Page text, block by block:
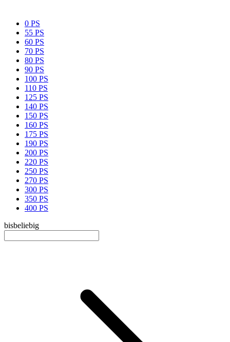
0 PS
55 PS
60 PS
70 PS
80 PS
90 PS
100 PS
110 PS
125 PS
140 PS
150 PS
160 PS
175 PS
190 PS
200 PS
220 PS
250 PS
270 PS
300 PS
350 PS
400 PS
bisbeliebig